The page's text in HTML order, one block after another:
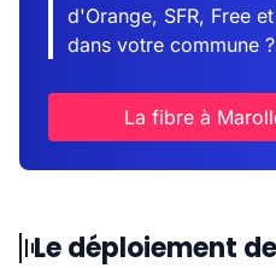
d'Orange, SFR, Free
dans votre commune ?
La fibre à
Le déploiement